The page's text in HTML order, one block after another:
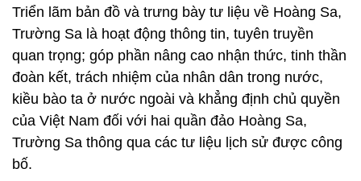
Triển lãm bản đồ và trưng bày tư liệu về Hoàng Sa,
Trường Sa là hoạt động thông tin, tuyên truyền
quan trọng; góp phần nâng cao nhận thức, tinh thần
đoàn kết, trách nhiệm của nhân dân trong nước,
kiều bào ta ở nước ngoài và khẳng định chủ quyền
của Việt Nam đối với hai quần đảo Hoàng Sa,
Trường Sa thông qua các tư liệu lịch sử được công
bố.